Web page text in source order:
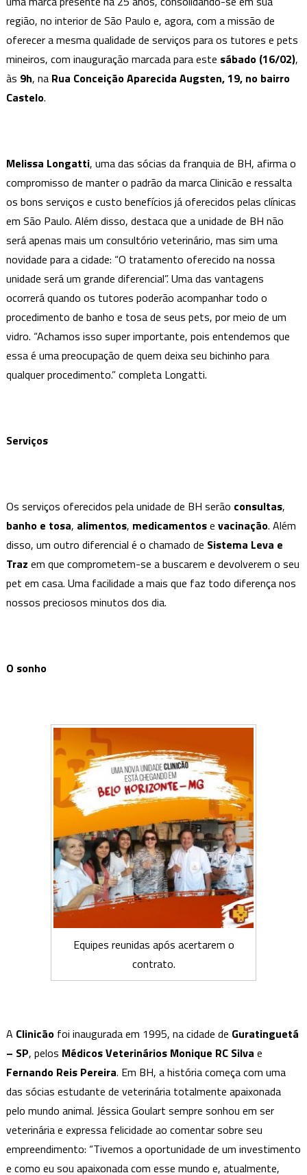
região, no interior de São Paulo e, agora, com a missão de
oferecer a mesma qualidade de serviços para os tutores e pets
mineiros, com inauguração marcada para este sábado (16/02),
às 9h, na Rua Conceição Aparecida Augsten, 19, no bairro
Castelo.
Melissa Longatti, uma das sócias da franquia de BH, afirma o
compromisso de manter o padrão da marca Clinicão e ressalta
os bons serviços e custo benefícios já oferecidos pelas clínicas
em São Paulo. Além disso, destaca que a unidade de BH não
será apenas mais um consultório veterinário, mas sim uma
novidade para a cidade: “O tratamento oferecido na nossa
unidade será um grande diferencial”. Uma das vantagens
ocorrerá quando os tutores poderão acompanhar todo o
procedimento de banho e tosa de seus pets, por meio de um
vidro. “Achamos isso super importante, pois entendemos que
essa é uma preocupação de quem deixa seu bichinho para
qualquer procedimento.” completa Longatti.
Serviços
Os serviços oferecidos pela unidade de BH serão consultas,
banho e tosa, alimentos, medicamentose vacinação. Além
disso, um outro diferencial é o chamado de Sistema Leva e
Traz em que comprometem-se a buscarem e devolverem o seu
pet em casa. Uma facilidade a mais que faz todo diferença nos
nossos preciosos minutos dos dia.
O sonho
Equipes reunidas após acertarem o
contrato.
A Clinicãofoi inaugurada em 1995, na cidade de Guratinguetá
– SP, pelos Médicos Veterinários Monique RC Silva e
Fernando Reis Pereira. Em BH, a história começa com uma
das sócias estudante de veterinária totalmente apaixonada
pelo mundo animal. Jéssica Goulart sempre sonhou em ser
veterinária e expressa felicidade ao comentar sobre seu
empreendimento: “Tivemos a oportunidade de um investimento
e como eu sou apaixonada com esse mundo e, atualmente,